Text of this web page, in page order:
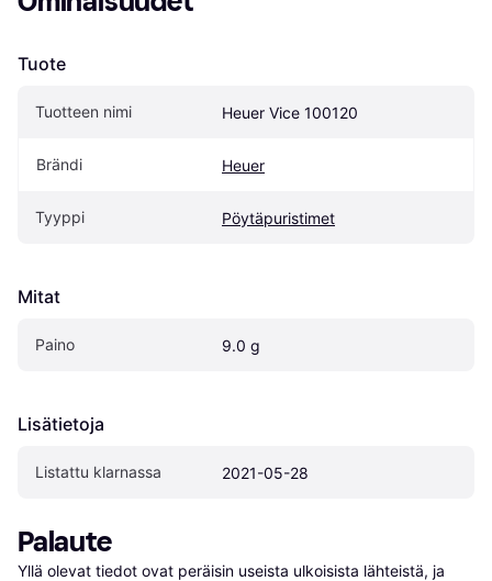
Tuote
Tuotteen nimi Heuer Vice 100120
Brändi Heuer
Tyyppi Pöytäpuristimet
Mitat
Paino 9.0 g
Lisätietoja
Listattu klarnassa 2021-05-28
Palaute
Yllä olevat tiedot ovat peräisin useista ulkoisista lähteistä, ja